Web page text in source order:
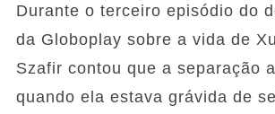
Durante o terceiro episódio do
da Globoplay sobre a vida de
Szafir contou que a separação
quando ela estava grávida de